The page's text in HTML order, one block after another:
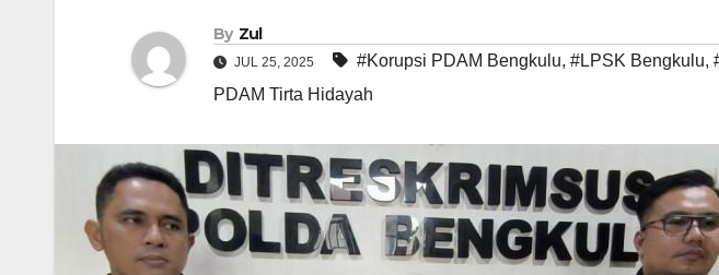
By Zul
JUL 25, 2025 #Korupsi PDAM Bengkulu, #LPSK Bengkulu,
PDAM Tirta Hidayah